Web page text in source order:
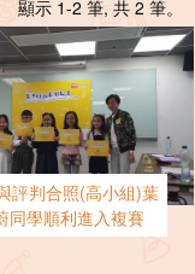
顯示 1-2 筆, 共 2 筆。
評判合照(高小組)葉
同學順利進入複賽